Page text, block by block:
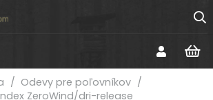
/ Odevy pre poľovníkov /
ZeroWind/dri-release